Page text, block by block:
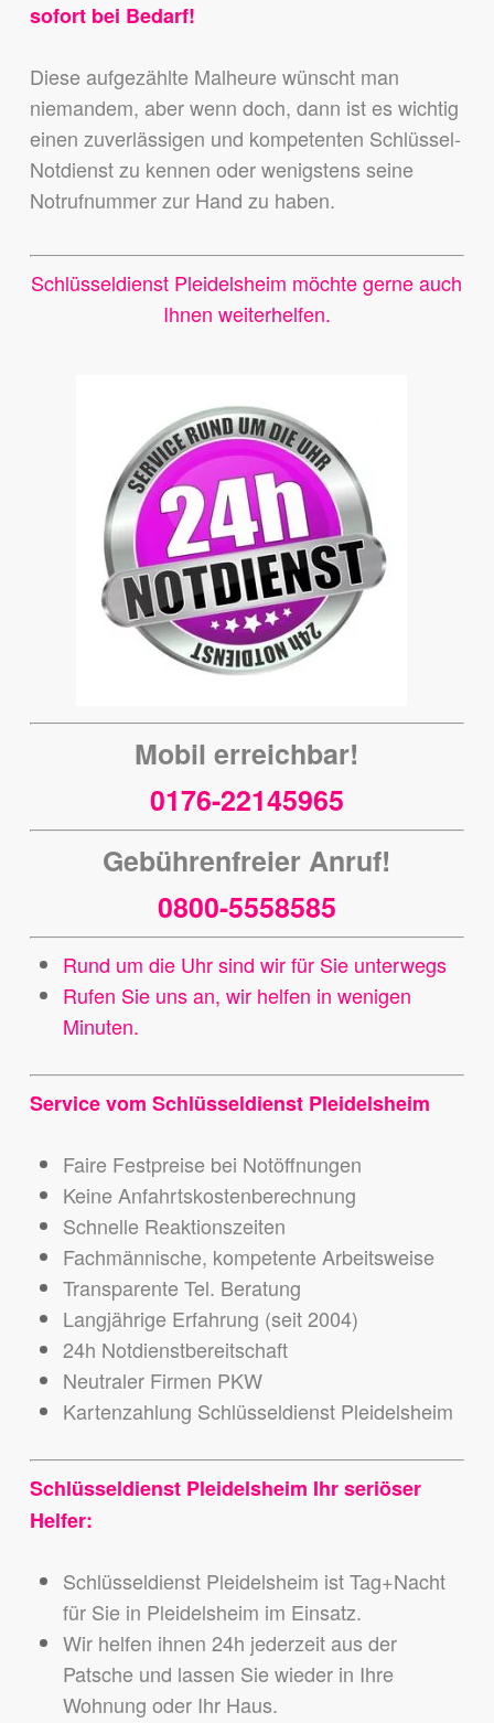
sofort bei Bedarf!
Diese aufgezählte Malheure wünscht man
niemandem, aber wenn doch, dann ist es wichtig
einen zuverlässigen und kompetenten Schlüssel-
Notdienst zu kennen oder wenigstens seine
Notrufnummer zur Hand zu haben.
Schlüsseldienst Pleidelsheim möchte gerne auch
Ihnen weiterhelfen.
Mobil erreichbar!
0176-22145965
Gebührenfreier Anruf!
0800-5558585
Rund um die Uhr sind wir für Sie unterwegs
Rufen Sie uns an, wir helfen in wenigen
Minuten.
Service vom Schlüsseldienst Pleidelsheim
Faire Festpreise bei Notöffnungen
Keine Anfahrtskostenberechnung
Schnelle Reaktionszeiten
Fachmännische, kompetente Arbeitsweise
Transparente Tel. Beratung
Langjährige Erfahrung (seit 2004)
24h Notdienstbereitschaft
Neutraler Firmen PKW
Kartenzahlung Schlüsseldienst Pleidelsheim
Schlüsseldienst Pleidelsheim Ihr seriöser
Helfer:
Schlüsseldienst Pleidelsheim ist Tag+Nacht
für Sie in Pleidelsheim im Einsatz.
Wir helfen ihnen 24h jederzeit aus der
Patsche und lassen Sie wieder in Ihre
Wohnung oder Ihr Haus.